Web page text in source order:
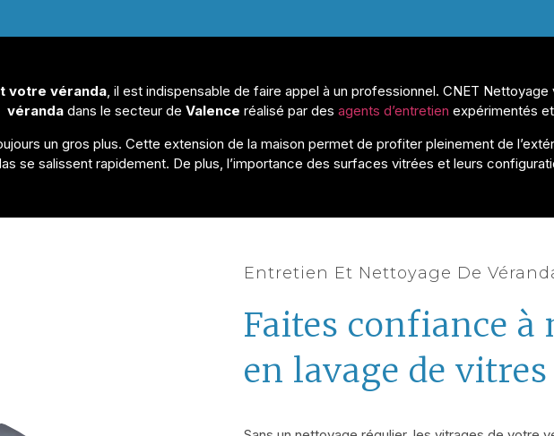
votre véranda, il est indispensable de faire appel à un professionnel. CNET Nettoyage
véranda dans le secteur de Valence réalisé par des agents d’entretien expérimentés
un gros plus. Cette extension de la maison permet de profiter pleinement de
se salissent rapidement. De plus, l’importance des surfaces vitrées et leurs
Entretien Et Nettoyage De
Faites confiance
en lavage de